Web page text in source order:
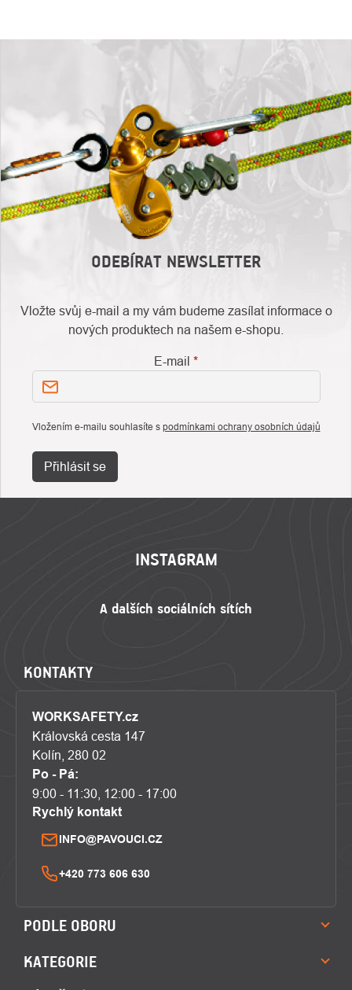
ODEBÍRAT NEWSLETTER
Vložte svůj e-mail a my vám budeme zasílat informace o
nových produktech na našem e-shopu.
E-mail
Vložením e-mailu souhlasíte s podmínkami ochrany osobních údajů
Přihlásit se
INSTAGRAM
KONTAKTY
WORKSAFETY.cz
Královská cesta 147
Kolín, 280 02
Po - Pá:
9:00 - 11:30, 12:00 - 17:00
Rychlý kontakt
INFO@PAVOUCI.CZ
+420 773 606 630
PODLE OBORU
KATEGORIE